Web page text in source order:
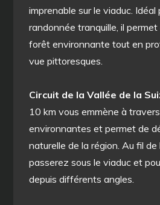
imprenable sur le viaduc. Idéal
randonnée tranquille, il permet
forêt environnante tout en
vue pittoresques.
Circuit de la Vallée de la
10 km vous emmène à
environnantes et permet de
naturelle de la région. Au fil
passerez sous le viaduc et
depuis différents angles.